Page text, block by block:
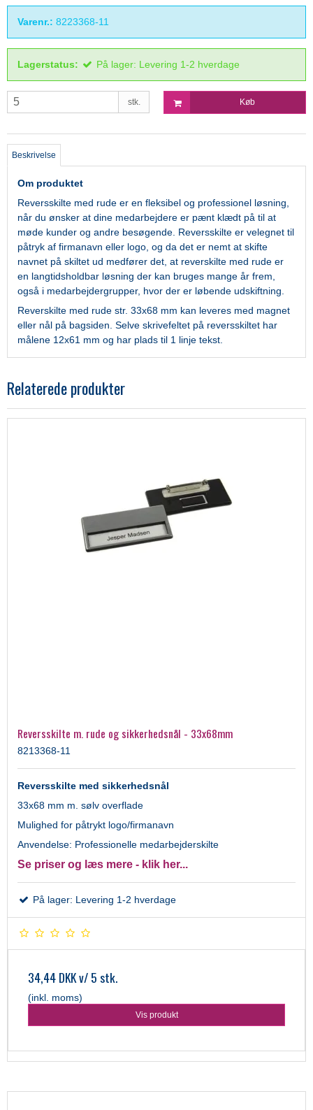
Varenr.: 8223368-11
Lagerstatus: På lager: Levering 1-2 hverdage
stk. Køb
Beskrivelse
Om produktet
Reversskilte med rude er en fleksibel og professionel løsning,
når du ønsker at dine medarbejdere er pænt klædt på til at
møde kunder og andre besøgende. Reversskilte er velegnet til
påtryk af firmanavn eller logo, og da det er nemt at skifte
navnet på skiltet ud medfører det, at reverskilte med rude er
en langtidsholdbar løsning der kan bruges mange år frem,
også i medarbejdergrupper, hvor der er løbende udskiftning.
Reverskilte med rude str. 33x68 mm kan leveres med magnet
eller nål på bagsiden. Selve skrivefeltet på reversskiltet har
målene 12x61 mm og har plads til 1 linje tekst.
Relaterede produkter
Reversskilte m. rude og sikkerhedsnål - 33x68mm
8213368-11
Reversskilte med sikkerhedsnål
33x68 mm m. sølv overflade
Mulighed for påtrykt logo/firmanavn
Anvendelse: Professionelle medarbejderskilte
Se priser og læs mere - klik her...
På lager: Levering 1-2 hverdage
34,44 DKKv/ 5 stk.
(inkl. moms)
Vis produkt